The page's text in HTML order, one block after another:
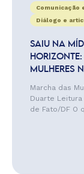
Comunicação
Diálogo e
SAIU NA
MULHERES
Marcha das
Duarte
de Fato/DF O